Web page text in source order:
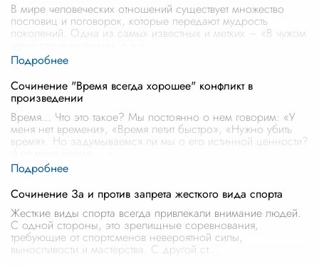
В мире человеческих отношений существует множество
пословиц и поговорок, которые передают мудрость
поколений. Одна из самых известных и метких – «В чужом
Сочинение "Время всегда хорошее" конфликт в
произведении
Время… Что это такое? Мы постоянно о нем говорим: «У
меня нет времени», «Время летит быстро», «Нужно убить
время». Но задумываемся ли мы о его истинной ценности?
Сочинение За и против запрета жесткого вида спорта
Жесткие виды спорта всегда привлекали внимание людей.
С одной стороны, это зрелищные соревнования,
требующие от спортсменов невероятной силы,
выносливости и мастерства. С другой ст